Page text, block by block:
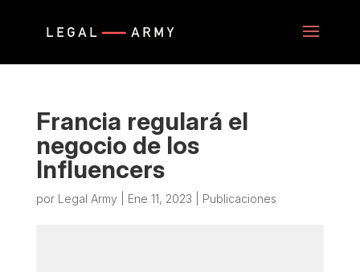
Francia regulará el
negocio de los
Influencers
por Legal Army Ene 11, 2023 Publicaciones